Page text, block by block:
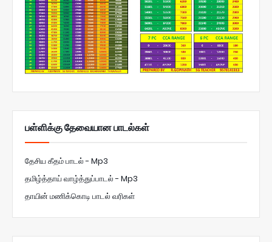
பள்ளிக்கு தேவையான பாடல்கள்
தேசிய கீதம் பாடல் - Mp3
தமிழ்த்தாய் வாழ்த்துப்பாடல் - Mp3
தாயின் மணிக்கொடி பாடல் வரிகள்